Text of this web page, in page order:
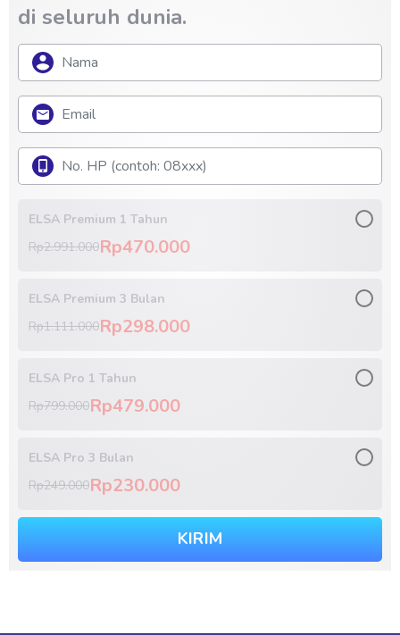
di seluruh dunia.
ELSA Premium 1 Tahun
Rp2.991.000Rp470.000
ELSA Premium 3 Bulan
Rp1.111.000Rp298.000
ELSA Pro 1 Tahun
Rp799.000Rp479.000
ELSA Pro 3 Bulan
Rp249.000Rp230.000
KIRIM